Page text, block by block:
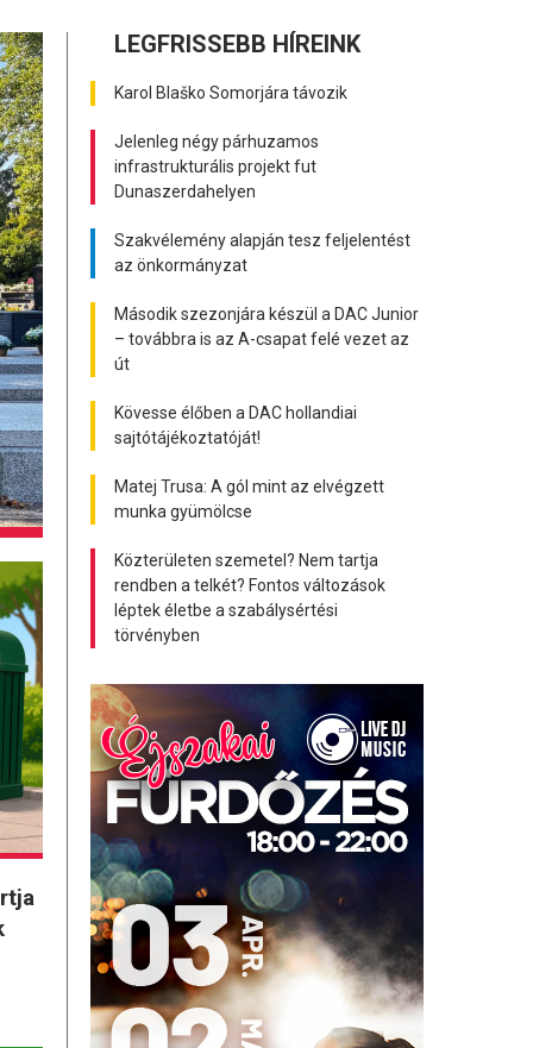
LEGFRISSEBB HÍREINK
Karol Blaško Somorjára távozik
Jelenleg négy párhuzamos
infrastrukturális projekt fut
Dunaszerdahelyen
Szakvélemény alapján tesz feljelentést
az önkormányzat
Második szezonjára készül a DAC Junior
– továbbra is az A-csapat felé vezet az
út
Kövesse élőben a DAC hollandiai
sajtótájékoztatóját!
Matej Trusa: A gól mint az elvégzett
munka gyümölcse
Közterületen szemetel? Nem tartja
rendben a telkét? Fontos változások
léptek életbe a szabálysértési
törvényben